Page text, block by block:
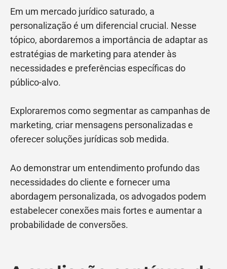
Em um mercado jurídico saturado, a
personalização é um diferencial crucial. Nesse
tópico, abordaremos a importância de adaptar as
estratégias de marketing para atender às
necessidades e preferências específicas do
público-alvo.
Exploraremos como segmentar as campanhas de
marketing, criar mensagens personalizadas e
oferecer soluções jurídicas sob medida.
Ao demonstrar um entendimento profundo das
necessidades do cliente e fornecer uma
abordagem personalizada, os advogados podem
estabelecer conexões mais fortes e aumentar a
probabilidade de conversões.